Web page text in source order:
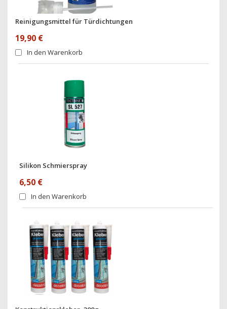
Reinigungsmittel für Türdichtungen
19,90 €
In den Warenkorb
Silikon Schmierspray
6,50 €
In den Warenkorb